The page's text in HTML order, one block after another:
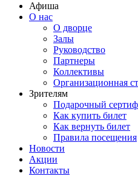
Афиша
О нас
О дворце
Залы
Руководство
Партнеры
Коллективы
Организационная
Зрителям
Подарочный
Как купить билет
Как вернуть билет
Правила посещения
Новости
Акции
Контакты